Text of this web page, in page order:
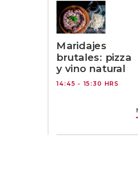
Maridajes
brutales: pizza
y vino natural
14:45 - 15:30 HRS